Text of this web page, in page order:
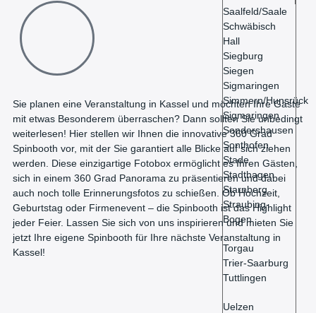
Saalfeld/Saale
Schwäbisch
Hall
Siegburg
Siegen
Sigmaringen
Simmern/Hunsrück
Sigmaringen
Sondershausen
Sonthofen
Stade
Stadthagen
Starnberg
Straubing-
Bogen
Torgau
Trier-Saarburg
Tuttlingen
Uelzen
Sie planen eine Veranstaltung in Kassel und möchten Ihre Gäste
mit etwas Besonderem überraschen? Dann sollten Sie unbedingt
weiterlesen! Hier stellen wir Ihnen die innovative 360 Grad
Spinbooth vor, mit der Sie garantiert alle Blicke auf sich ziehen
werden. Diese einzigartige Fotobox ermöglicht es Ihren Gästen,
sich in einem 360 Grad Panorama zu präsentieren und dabei
auch noch tolle Erinnerungsfotos zu schießen. Ob Hochzeit,
Geburtstag oder Firmenevent – die Spinbooth ist das Highlight
jeder Feier. Lassen Sie sich von uns inspirieren und mieten Sie
jetzt Ihre eigene Spinbooth für Ihre nächste Veranstaltung in
Kassel!